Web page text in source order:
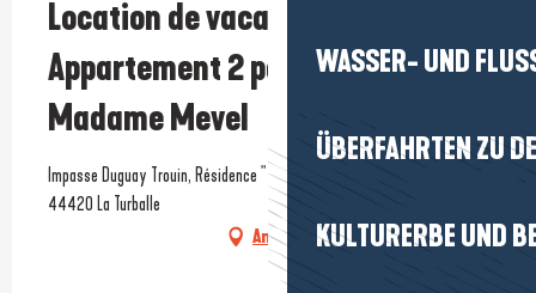
WASSER- UND
ÜBERFAHRTEN ZU
KULTURERBE UND
Location de vacances -
Appartement 2 personnes -
Madame Mevel
Impasse Duguay Trouin, Résidence " Le Grand Pavois", BAT C appt 43,
44420 La Turballe
Anfahrt